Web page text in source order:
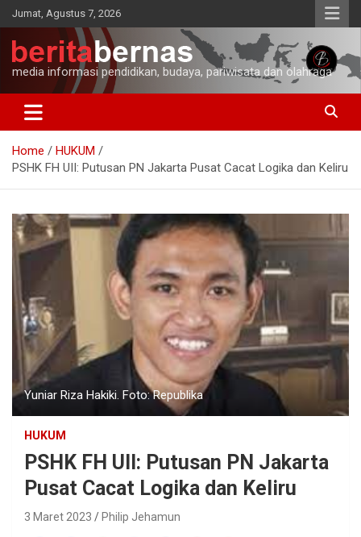
Skip
to
content
Jumat, Agustus 7, 2026
media informasi pendidikan, budaya, pariwisata dan olahraga
Home
HUKUM
PSHK FH UII: Putusan PN Jakarta Pusat Cacat Logika dan Keliru
Yuniar Riza Hakiki. Foto: Republika
HUKUM
PSHK FH UII: Putusan PN Jakarta
Pusat Cacat Logika dan Keliru
3 Maret 2023 Philip Jehamun